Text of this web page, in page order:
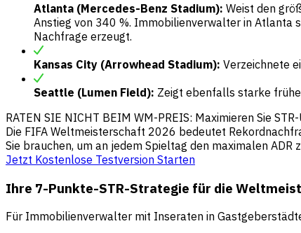
Atlanta (Mercedes-Benz Stadium): Weist den
Anstieg von 340 %. Immobilienverwalter in Atlanta
Nachfrage erzeugt.
Kansas City (Arrowhead Stadium): Verzeichnete
Seattle (Lumen Field): Zeigt ebenfalls starke
RATEN SIE NICHT BEIM WM-PREIS: Maximieren Sie
Die FIFA Weltmeisterschaft 2026 bedeutet
Sie brauchen, um an jedem Spieltag den maximalen ADR
Jetzt Kostenlose Testversion Starten
Ihre 7-Punkte-STR-Strategie für die
Für Immobilienverwalter mit Inseraten in